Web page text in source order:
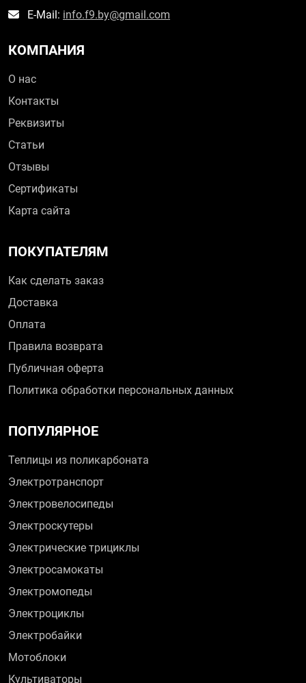
E-Mail: info.f9.by@gmail.com
КОМПАНИЯ
О нас
Контакты
Реквизиты
Статьи
Отзывы
Сертификаты
Карта сайта
ПОКУПАТЕЛЯМ
Как сделать заказ
Доставка
Оплата
Правила возврата
Публичная оферта
Политика обработки персональных данных
ПОПУЛЯРНОЕ
Теплицы из поликарбоната
Электротранспорт
Электровелосипеды
Электроскутеры
Электрические трициклы
Электросамокаты
Электромопеды
Электроциклы
Электробайки
Мотоблоки
Культиваторы